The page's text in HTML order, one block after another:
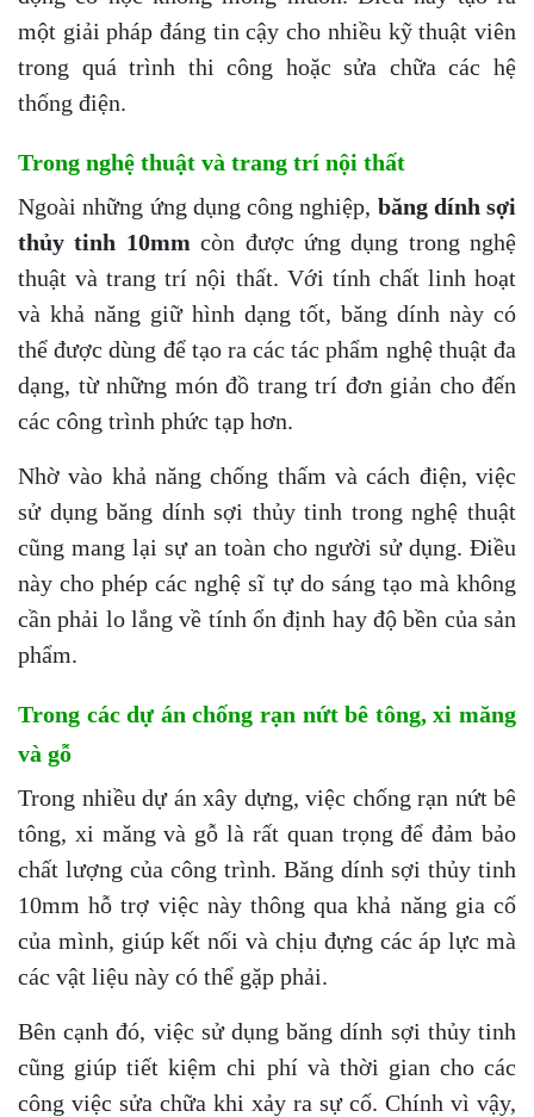
một giải pháp đáng tin cậy cho nhiều kỹ thuật viên
trong quá trình thi công hoặc sửa chữa các hệ
thống điện.
Trong nghệ thuật và trang trí nội thất
Ngoài những ứng dụng công nghiệp, băng dính sợi
thủy tinh 10mm còn được ứng dụng trong nghệ
thuật và trang trí nội thất. Với tính chất linh hoạt
và khả năng giữ hình dạng tốt, băng dính này có
thể được dùng để tạo ra các tác phẩm nghệ thuật đa
dạng, từ những món đồ trang trí đơn giản cho đến
các công trình phức tạp hơn.
Nhờ vào khả năng chống thấm và cách điện, việc
sử dụng băng dính sợi thủy tinh trong nghệ thuật
cũng mang lại sự an toàn cho người sử dụng. Điều
này cho phép các nghệ sĩ tự do sáng tạo mà không
cần phải lo lắng về tính ổn định hay độ bền của sản
phẩm.
Trong các dự án chống rạn nứt bê tông, xi măng
và gỗ
Trong nhiều dự án xây dựng, việc chống rạn nứt bê
tông, xi măng và gỗ là rất quan trọng để đảm bảo
chất lượng của công trình. Băng dính sợi thủy tinh
10mm hỗ trợ việc này thông qua khả năng gia cố
của mình, giúp kết nối và chịu đựng các áp lực mà
các vật liệu này có thể gặp phải.
Bên cạnh đó, việc sử dụng băng dính sợi thủy tinh
cũng giúp tiết kiệm chi phí và thời gian cho các
công việc sửa chữa khi xảy ra sự cố. Chính vì vậy,